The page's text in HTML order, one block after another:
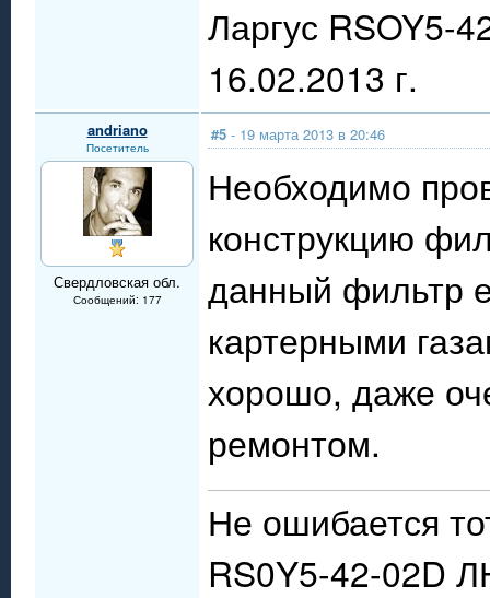
Ларгус RSOY5-
16.02.2013 г.
andriano
Посетитель
Свердловская обл.
Сообщений: 177
#5 - 19 марта 2013 в 20:46
Необходимо
конструкцию
данный фильтр
картерными
хорошо, даже
ремонтом.
Не ошибается
RS0Y5-42-